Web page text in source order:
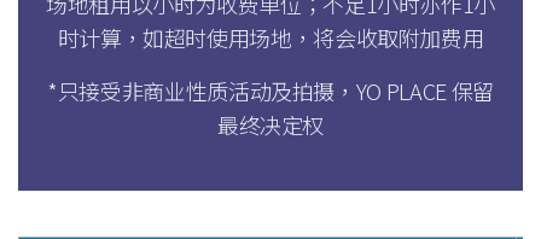
时计算 ，如超时使用场地，将会收取附加费用
*只接受非商业性质活动及拍摄，YO PLACE 保留
最终决定权